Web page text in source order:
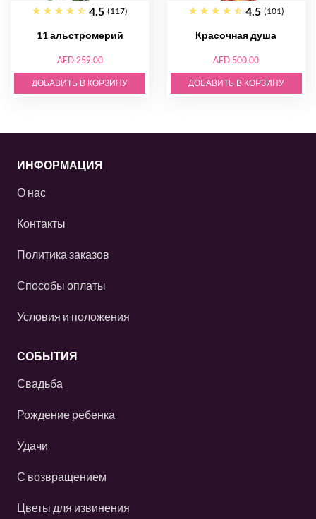
4.5 (117)
11 альстромерий
AED 259.00
ДОБАВИТЬ В КОРЗИНУ
4.5 (101)
Красочная душа
AED 500.00
ДОБАВИТЬ В КОРЗИНУ
ИНФОРМАЦИЯ
О нас
Контакты
Политика заказов
Способы оплаты
Условия и положения
СОБЫТИЯ
Свадьба
Рождение ребенка
Удачи
С возвращением
Цветы для извинения